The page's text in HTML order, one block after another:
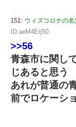
151: ウィズコロナの名
ID:aeM4Erj50
>>56
青森市に関し
じあると思う
あれが普通の
前でロケーシ